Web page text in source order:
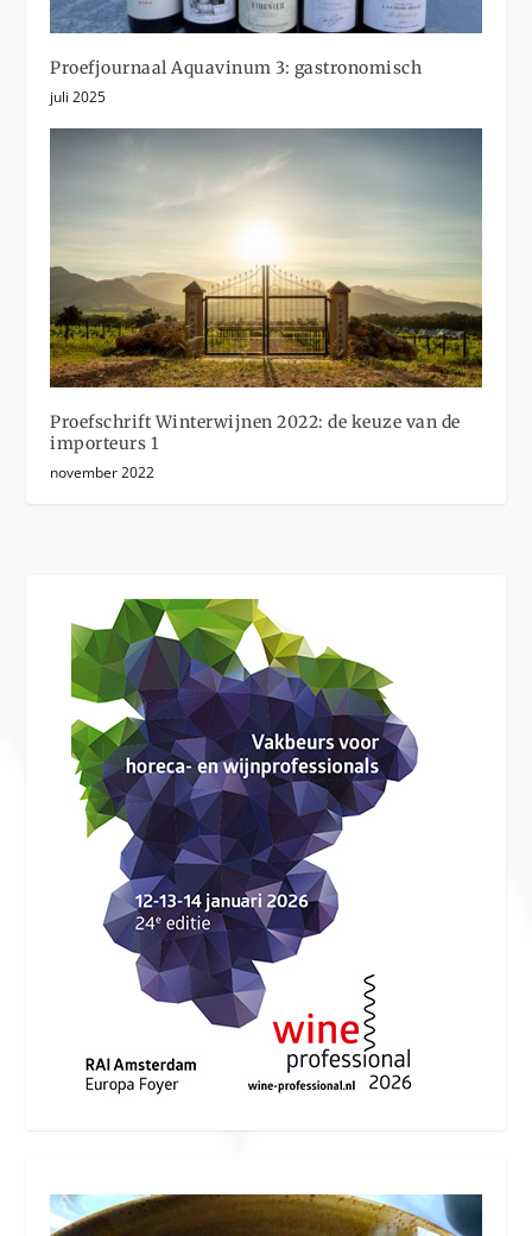
Proefjournaal Aquavinum 3: gastronomisch
juli 2025
Proefschrift Winterwijnen 2022: de keuze van de
importeurs 1
november 2022